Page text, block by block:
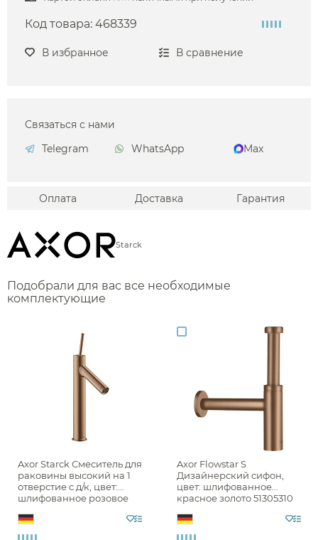
Код товара: 468339
В избранное В сравнение
Связаться с нами
Telegram
WhatsApp Max
Оплата Доставка Гарантия
Starck
Подобрали для вас все необходимые
комплектующие
Axor Starck Смеситель для
раковины высокий на 1
отверстие с д/к, цвет:
шлифованное розовое
Axor Flowstar S
Дизайнерский сифон,
цвет: шлифованное
красное золото 51305310